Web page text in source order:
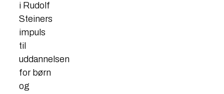
i Rudolf
Steiners
impuls
til
uddannelsen
for børn
og